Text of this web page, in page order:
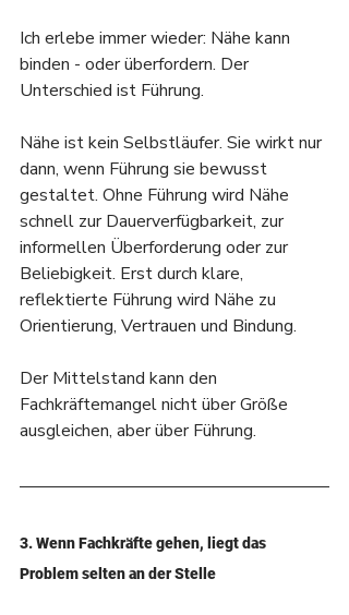
Ich erlebe immer wieder: Nähe kann
binden - oder überfordern. Der
Unterschied ist Führung.
Nähe ist kein Selbstläufer. Sie wirkt nur
dann, wenn Führung sie bewusst
gestaltet. Ohne Führung wird Nähe
schnell zur Dauerverfügbarkeit, zur
informellen Überforderung oder zur
Beliebigkeit. Erst durch klare,
reflektierte Führung wird Nähe zu
Orientierung, Vertrauen und Bindung.
Der Mittelstand kann den
Fachkräftemangel nicht über Größe
ausgleichen, aber über Führung.
3. Wenn Fachkräfte gehen, liegt das
Problem selten an der Stelle